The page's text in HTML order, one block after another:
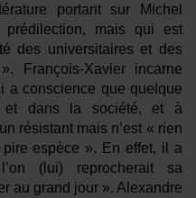
portant sur Michel
prédilection, mais qui est
des universitaires et des
François-Xavier incarne
a conscience que quelque
et dans la société, et à
résistant mais n’est « rien
espèce ». En effet, il a
(lui) reprocherait sa
au grand jour ». Alexandre